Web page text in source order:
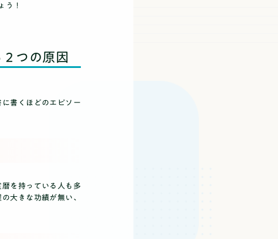
う！
つの原因
書くほどのエピソー
を持っている人も多
大きな功績が無い、